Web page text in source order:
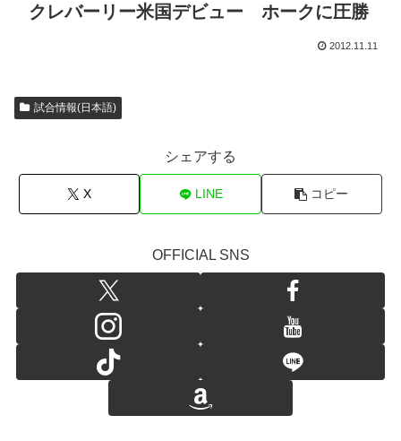
クレバーリー米国デビュー ホークに圧勝
2012.11.11
試合情報(日本語)
シェアする
X LINE コピー
OFFICIAL SNS